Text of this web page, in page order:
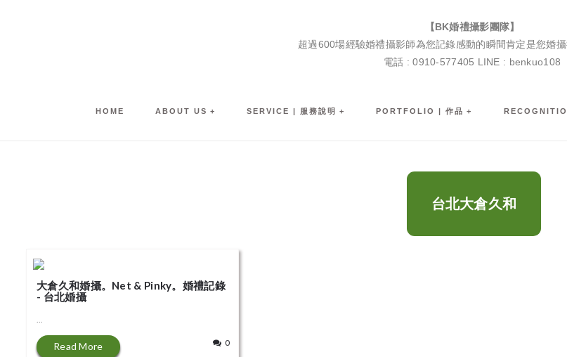
【BK婚禮攝影團隊】
超過600場經驗婚禮攝影師為您記錄感動的瞬間肯定是您婚
電話 : 0910-577405 LINE : benkuo108
HOME ABOUT US SERVICE | 服務說明 PORTFOLIO | 作品
台北大倉久和
大倉久和婚攝。Net & Pinky。婚禮記錄
- 台北婚攝
...
Read More 0